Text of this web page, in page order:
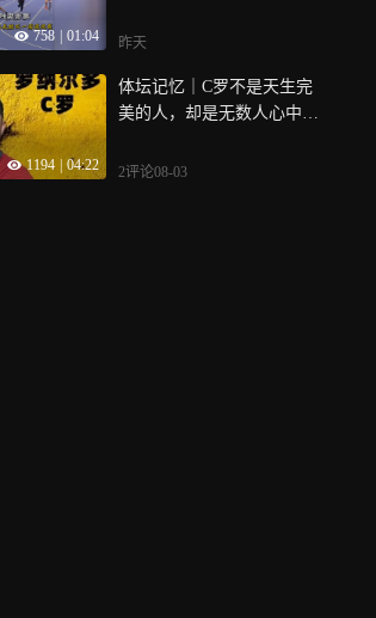
758 01:04 昨天
1194 04:22
体坛记忆｜C罗不是天生完
美的人，却是无数人心中最
2评论08-03